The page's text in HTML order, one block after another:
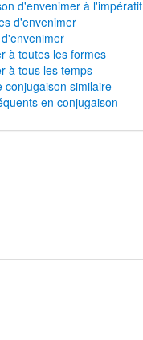
d'envenimer à l'impératif
d'envenimer
à toutes les formes
à tous les temps
conjugaison similaire
en conjugaison